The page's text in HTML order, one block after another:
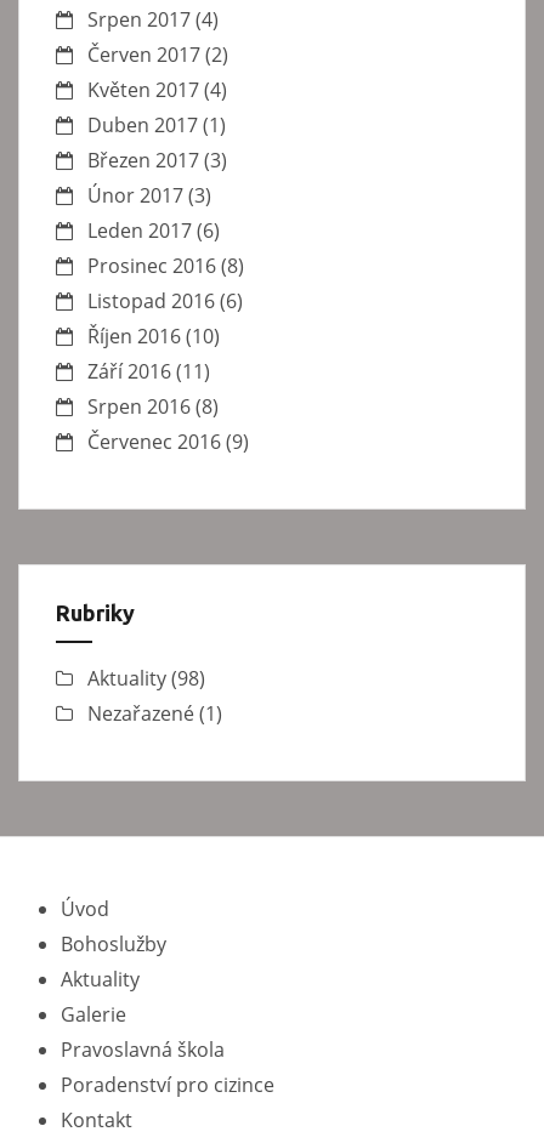
Srpen 2017(4)
Červen 2017(2)
Květen 2017(4)
Duben 2017(1)
Březen 2017(3)
Únor 2017(3)
Leden 2017(6)
Prosinec 2016(8)
Listopad 2016(6)
Říjen 2016(10)
Září 2016(11)
Srpen 2016(8)
Červenec 2016(9)
Rubriky
Aktuality(98)
Nezařazené(1)
Úvod
Bohoslužby
Aktuality
Galerie
Pravoslavná škola
Poradenství pro cizince
Kontakt